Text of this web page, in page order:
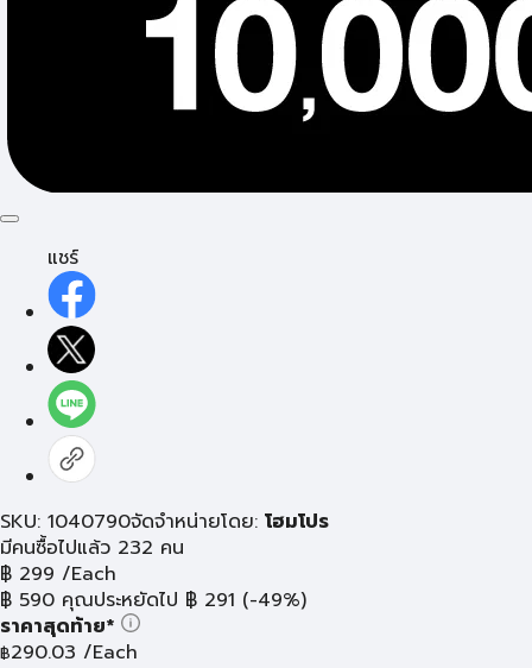
แชร์
SKU: 1040790จัดจำหน่ายโดย: โฮมโปร
มีคนซื้อไปแล้ว 232 คน
฿ 299 /Each
฿ 590 คุณประหยัดไป ฿ 291 (-49%)
ราคาสุดท้าย*
฿290.03 /Each